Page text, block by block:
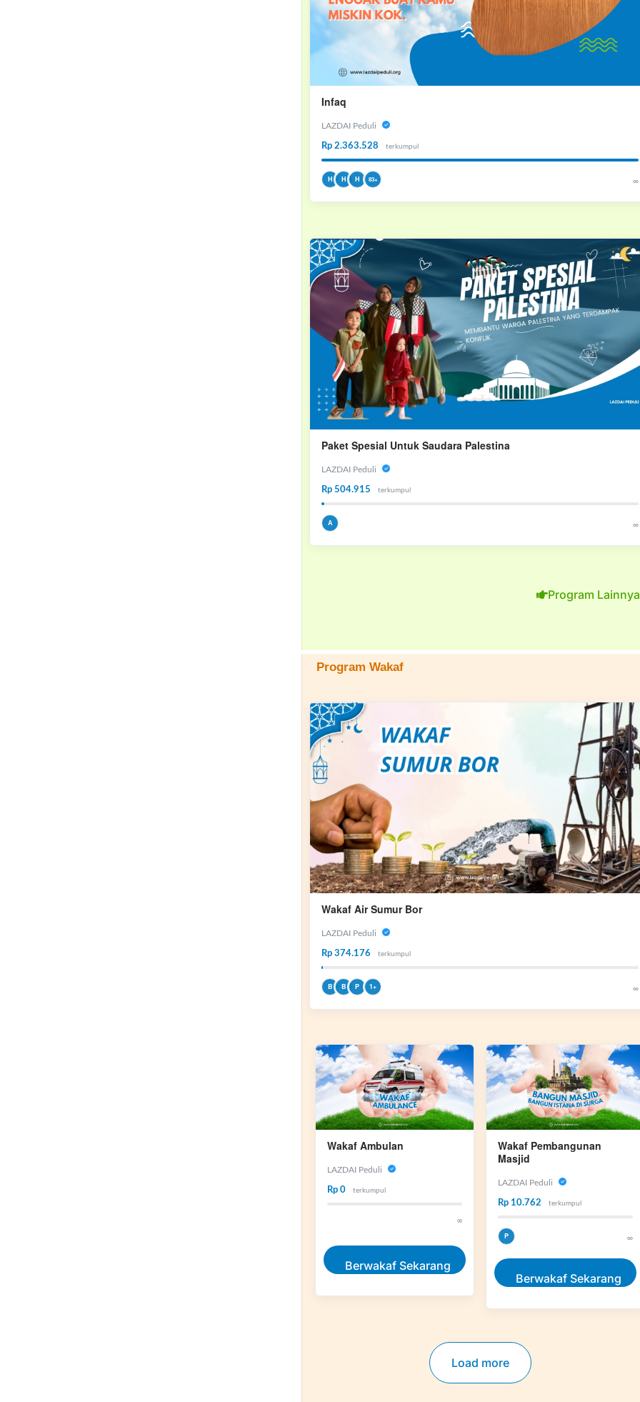
Infaq
LAZDAI Peduli
Rp 2.363.528 terkumpul
H H H 83+ ∞
Paket Spesial Untuk Saudara Palestina
LAZDAI Peduli
Rp 504.915 terkumpul
A ∞
Program Lainnya
Program Wakaf
Wakaf Air Sumur Bor
LAZDAI Peduli
Rp 374.176 terkumpul
B B P 1+ ∞
Wakaf Ambulan
LAZDAI Peduli
Rp 0 terkumpul
∞
Berwakaf Sekarang
Wakaf Pembangunan
Masjid
LAZDAI Peduli
Rp 10.762 terkumpul
P ∞
Berwakaf Sekarang
Load more